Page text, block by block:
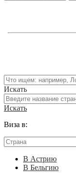
Искать
Искать
Виза в:
В Астрию
В Бельгию